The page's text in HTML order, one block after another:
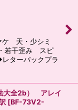
ケ 天・少シミ
若干歪み スピ
ターパックプラ
大全2b） アレイ
[BF-73V2-